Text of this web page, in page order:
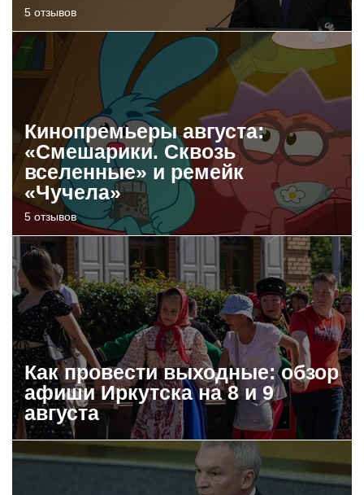
5 отзывов
Кинопремьеры августа:
«Смешарики. Сквозь
вселенные» и ремейк
«Чучела»
5 отзывов
Как провести выходные: обзор
афиши Иркутска на 8 и 9
августа